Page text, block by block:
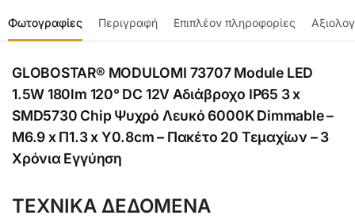
Φωτογραφίες Περιγραφή Επιπλέον πληροφορίες
GLOBOSTAR® MODULOMI 73707 Module LED
1.5W 180lm 120° DC 12V Αδιάβροχο IP65 3 x
SMD5730 Chip Ψυχρό Λευκό 6000K Dimmable –
Μ6.9 x Π1.3 x Υ0.8cm – Πακέτο 20 Τεμαχίων – 3
Χρόνια Εγγύηση
ΤΕΧΝΙΚΑ ΔΕΔΟΜΕΝΑ